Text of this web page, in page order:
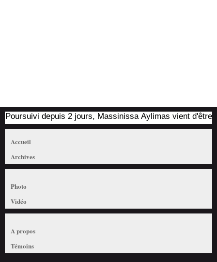
depuis 2 jours, Massinissa Aylimas vient d'être
Accueil
Archives
Photo
Vidéo
A propos
Témoins